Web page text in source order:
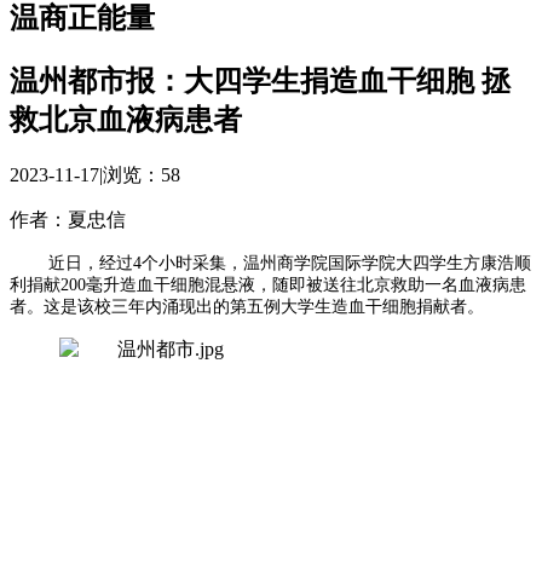
温商正能量
温州都市报：大四学生捐造血干细胞 拯
救北京血液病患者
2023-11-17|浏览： 58
作者：夏忠信
近日，经过4个小时采集，温州商学院国际学院大四学生方康浩顺
利捐献200毫升造血干细胞混悬液，随即被送往北京救助一名血液病患
者。这是该校三年内涌现出的第五例大学生造血干细胞捐献者。